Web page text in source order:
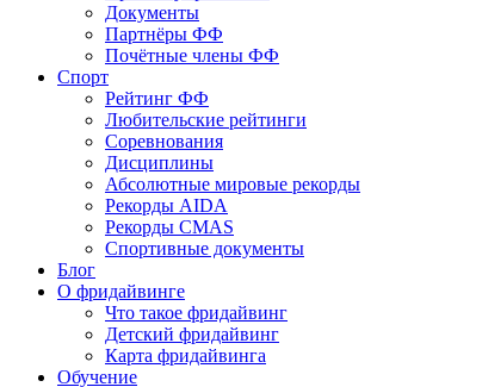
Документы
Партнёры ФФ
Почётные члены ФФ
Спорт
Рейтинг ФФ
Любительские рейтинги
Соревнования
Дисциплины
Абсолютные мировые рекорды
Рекорды AIDA
Рекорды CMAS
Спортивные документы
Блог
О фридайвинге
Что такое фридайвинг
Детский фридайвинг
Карта фридайвинга
Обучение